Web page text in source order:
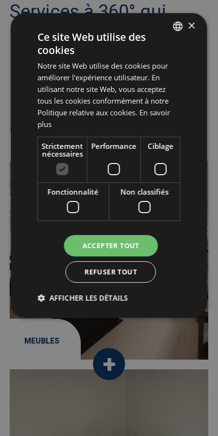
Services à 360° qui
correspondent
parfaitement à votre
cantine, salle à manger
et restaurant
d'entreprise
/fr/Services-a-360/mobilier
MEUBLES
/fr/Services-a-360/cuisines
FRENCH
×
Ce site Web utilise des
cookies
Notre site Web utilise des cookies pour
améliorer l'expérience utilisateur. En
utilisant notre site Web, vous acceptez
tous les cookies conformément à notre
Politique relative aux cookies. En savoir
plus
Strictement
nécessaires
Performance Ciblage
Fonctionnalité Non classifiés
ACCEPTER TOUT
REFUSER TOUT
AFFICHER LES DÉTAILS